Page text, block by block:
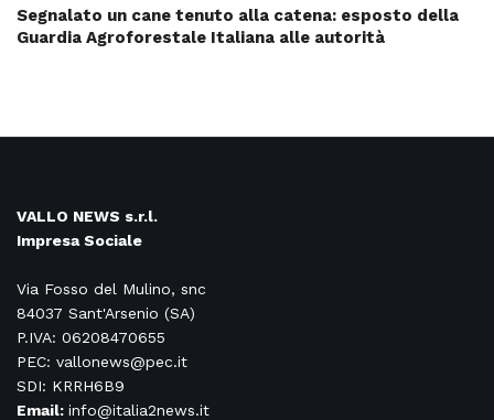
Segnalato un cane tenuto alla catena: esposto della
Guardia Agroforestale Italiana alle autorità
VALLO NEWS s.r.l.
Impresa Sociale
Via Fosso del Mulino, snc
84037 Sant'Arsenio (SA)
P.IVA: 06208470655
PEC: vallonews@pec.it
SDI: KRRH6B9
Email: info@italia2news.it